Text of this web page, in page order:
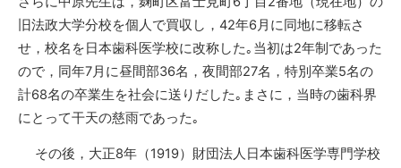
旧法政大学分校を個人で買収し， 42年6月に同地に移転さ
せ，校名を日本歯科医学校に改称した｡当初は2年制であった
ので，同年7月に昼間部36名，夜間部27名，特別卒業5名の
計68名の卒業生を社会に送りだした｡まさに，当時の歯科界
にとって干天の慈雨であった｡
その後，大正8年（1919）財団法人日本歯科医学専門学校